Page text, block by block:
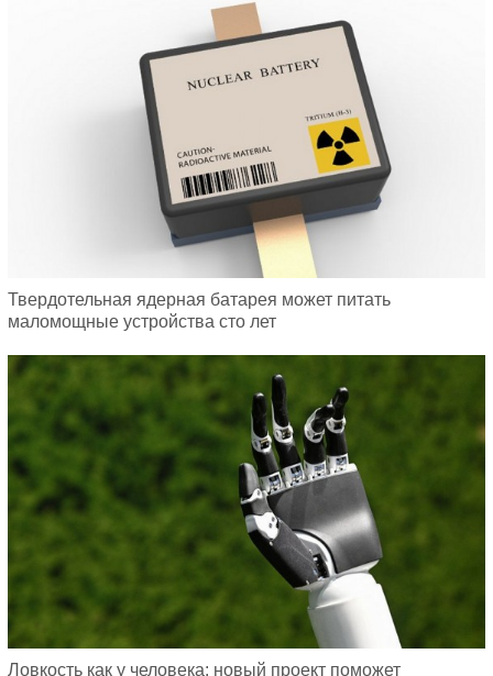
Твердотельная ядерная батарея может питать
маломощные устройства сто лет
Ловкость как у человека: новый проект поможет